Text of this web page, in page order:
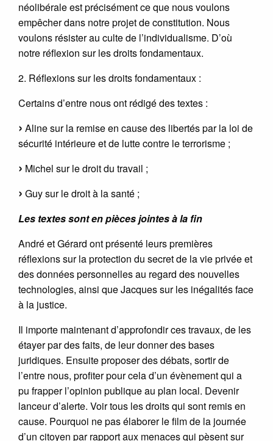
néolibérale est précisément ce que nous voulons
empêcher dans notre projet de constitution. Nous
voulons résister au culte de l’individualisme. D’où
notre réflexion sur les droits fondamentaux.
2. Réflexions sur les droits fondamentaux :
Certains d’entre nous ont rédigé des textes :
Aline sur la remise en cause des libertés par la loi de
sécurité intérieure et de lutte contre le terrorisme ;
Michel sur le droit du travail ;
Guy sur le droit à la santé ;
Les textes sont en pièces jointes à la fin
André et Gérard ont présenté leurs premières
réflexions sur la protection du secret de la vie privée et
des données personnelles au regard des nouvelles
technologies, ainsi que Jacques sur les inégalités face
à la justice.
Il importe maintenant d’approfondir ces travaux, de les
étayer par des faits, de leur donner des bases
juridiques. Ensuite proposer des débats, sortir de
l’entre nous, profiter pour cela d’un évènement qui a
pu frapper l’opinion publique au plan local. Devenir
lanceur d’alerte. Voir tous les droits qui sont remis en
cause. Pourquoi ne pas élaborer le film de la journée
d’un citoyen par rapport aux menaces qui pèsent sur